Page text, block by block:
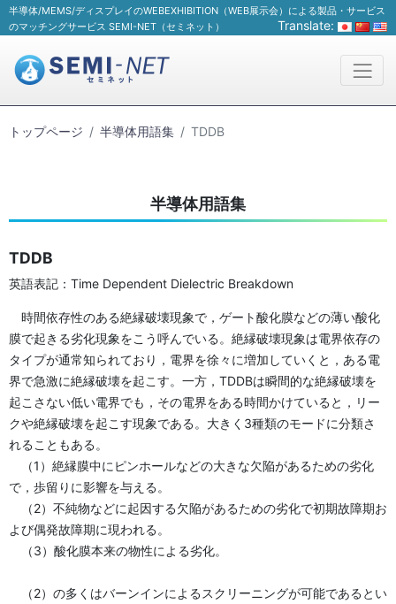
半導体/MEMS/ディスプレイのWEBEXHIBITION（WEB展示会）による製品・サービス
のマッチングサービス SEMI-NET（セミネット）
Translate:
トップページ 半導体用語集 TDDB
半導体用語集
TDDB
英語表記：Time Dependent Dielectric Breakdown
時間依存性のある絶縁破壊現象で，ゲート酸化膜などの薄い酸化
膜で起きる劣化現象をこう呼んでいる。絶縁破壊現象は電界依存の
タイプが通常知られており，電界を徐々に増加していくと，ある電
界で急激に絶縁破壊を起こす。一方，TDDBは瞬間的な絶縁破壊を
起こさない低い電界でも，その電界をある時間かけていると，リー
クや絶縁破壊を起こす現象である。大きく3種類のモードに分類さ
れることもある。
（1）絶縁膜中にピンホールなどの大きな欠陥があるための劣化
で，歩留りに影響を与える。
（2）不純物などに起因する欠陥があるための劣化で初期故障期お
よび偶発故障期に現われる。
（3）酸化膜本来の物性による劣化。
（2）の多くはバーンインによるスクリーニングが可能であるとい